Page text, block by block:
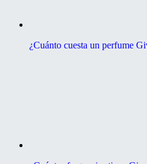
¿Cuánto cuesta un perfume